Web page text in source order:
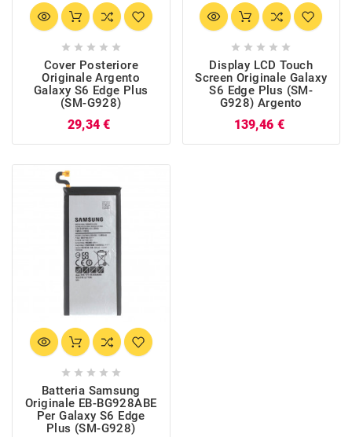
    
Cover Posteriore
Originale Argento
Galaxy S6 Edge Plus
(SM-G928)
29,34 €
    
Display LCD Touch
Screen Originale Galaxy
S6 Edge Plus (SM-
G928) Argento
139,46 €
    
Batteria Samsung
Originale EB-BG928ABE
Per Galaxy S6 Edge
Plus (SM-G928)